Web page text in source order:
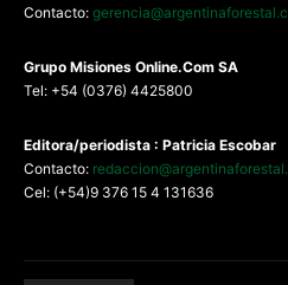
Contacto:
Grupo Misiones Online.Com SA
Tel: +54 (0376) 4425800
Editora/periodista : Patricia Escobar
Contacto:
Cel: (+54)9 376 15 4 131636